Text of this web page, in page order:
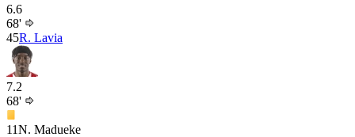
6.6
68'
45R. Lavia
7.2
68'
11N. Madueke